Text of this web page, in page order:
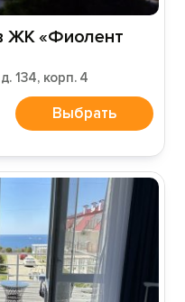
ЖК «Фиолент
134, корп. 4
Выбрать